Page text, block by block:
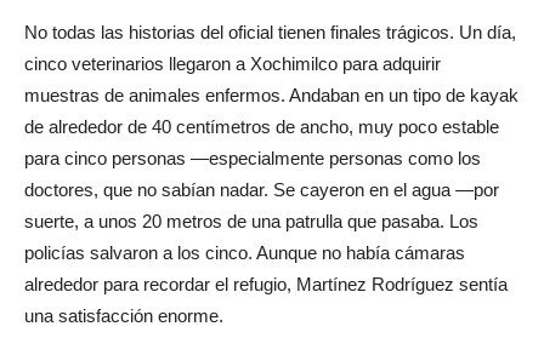
No todas las historias del oficial tienen finales trágicos. Un día,
cinco veterinarios llegaron a Xochimilco para adquirir
muestras de animales enfermos. Andaban en un tipo de kayak
de alrededor de 40 centímetros de ancho, muy poco estable
para cinco personas —especialmente personas como los
doctores, que no sabían nadar. Se cayeron en el agua —por
suerte, a unos 20 metros de una patrulla que pasaba. Los
policías salvaron a los cinco. Aunque no había cámaras
alrededor para recordar el refugio, Martínez Rodríguez sentía
una satisfacción enorme.